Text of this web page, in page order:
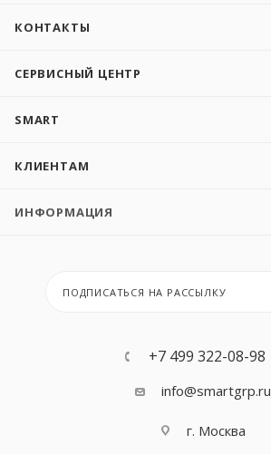
КОНТАКТЫ
СЕРВИСНЫЙ ЦЕНТР
SMART
КЛИЕНТАМ
ИНФОРМАЦИЯ
ПОДПИСАТЬСЯ НА РАССЫЛКУ
+7 499 322-08-98
info@smartgrp.ru
г. Москва